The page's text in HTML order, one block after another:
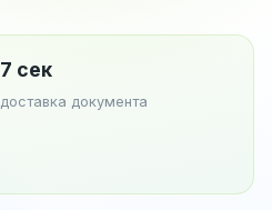
7 сек
доставка документа